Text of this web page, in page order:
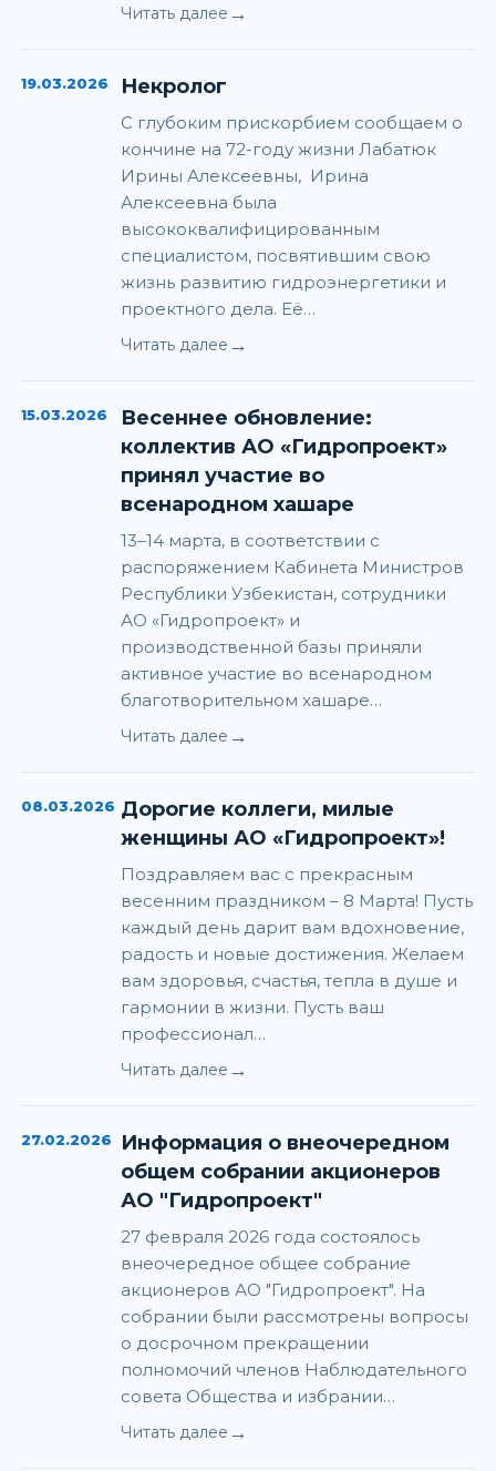
Читать далее →
19.03.2026 Некролог
С глубоким прискорбием сообщаем о
кончине на 72-году жизни Лабатюк
Ирины Алексеевны, Ирина
Алексеевна была
высококвалифицированным
специалистом, посвятившим свою
жизнь развитию гидроэнергетики и
проектного дела. Её…
Читать далее →
15.03.2026
Весеннее обновление:
коллектив АО «Гидропроект»
принял участие во
всенародном хашаре
13–14 марта, в соответствии с
распоряжением Кабинета Министров
Республики Узбекистан, сотрудники
АО «Гидропроект» и
производственной базы приняли
активное участие во всенародном
благотворительном хашаре…
Читать далее →
08.03.2026 Дорогие коллеги, милые
женщины АО «Гидропроект»!
Поздравляем вас с прекрасным
весенним праздником – 8 Марта! Пусть
каждый день дарит вам вдохновение,
радость и новые достижения. Желаем
вам здоровья, счастья, тепла в душе и
гармонии в жизни. Пусть ваш
профессионал…
Читать далее →
27.02.2026
Информация о внеочередном
общем собрании акционеров
АО "Гидропроект"
27 февраля 2026 года состоялось
внеочередное общее собрание
акционеров АО "Гидропроект". На
собрании были рассмотрены вопросы
о досрочном прекращении
полномочий членов Наблюдательного
совета Общества и избрании…
Читать далее →